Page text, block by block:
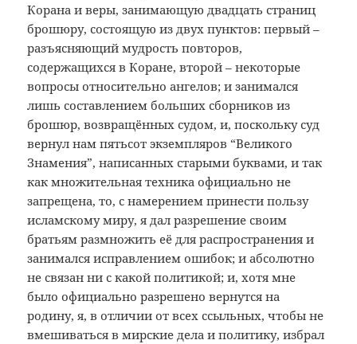
Корана и веры, занимающую двадцать страниц
брошюру, состоящую из двух пунктов: первый –
разъясняющий мудрость повторов,
содержащихся в Коране, второй – некоторые
вопросы относительно ангелов; и занимался
лишь составлением больших сборников из
брошюр, возвращённых судом, и, поскольку суд
вернул нам пятьсот экземпляров “Великого
Знамения”, написанных старыми буквами, и так
как множительная техника официально не
запрещена, то, с намерением принести пользу
исламскому миру, я дал разрешение своим
братьям размножить её для распространения и
занимался исправлением ошибок; и абсолютно
не связан ни с какой политикой; и, хотя мне
было официально разрешено вернутся на
родину, я, в отличии от всех ссыльных, чтобы не
вмешиваться в мирские дела и политику, избрал